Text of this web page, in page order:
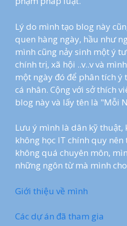
Lý do mình tạo blog này
quen hàng ngày, hầu như
mình cũng nảy sinh một ý
chính trị, xã hội ..v..v và
một ngày đó để phân tích ý
cá nhân. Cộng với sở thích
blog này và lấy tên là "Mỗi
Lưu ý mình là dân kỹ thuật,
không học IT chính quy
không quá chuyên môn,
những ngôn từ mà mình
Giới thiệu về mình
Các dự án đã tham gia